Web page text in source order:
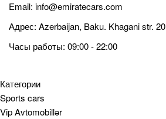
Email: info@emiratecars.com
Адрес: Azerbaijan, Baku. Khagani str. 20
Часы работы: 09:00 - 22:00
Категории
Sports cars
Vip Avtomobillər